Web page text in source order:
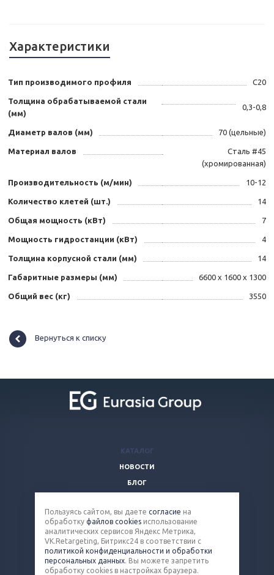
Характеристики
Тип производимого профиля C20
Толщина обрабатываемой стали
(мм)
0,3-0,8
Диаметр валов (мм) 70 (цельные)
Материал валов
Сталь #45
(хромированная)
Производительность (м/мин) 10-12
Количество клетей (шт.) 14
Общая мощность (кВт) 7
Мощность гидростанции (кВт) 4
Толщина корпусной стали (мм) 14
Габаритные размеры (мм) 6600 х 1600 х 1300
Общий вес (кг) 3550
Вернуться к списку
КАТАЛОГ
НОВОСТИ
БЛОГ
КОМПАНИЯ
КОНТАКТЫ
8 (800) 100-90-13
steel@eq-mail.ru
Пользуясь сайтом, вы даете согласие на
обработку файлов cookies использование
аналитических сервисов Яндекс Метрика,
VK.Retargeting, Битрикс24 в соответствии с
политикой конфиденциальности и обработки
персональных данных. Вы можете запретить
обработку cookies в настройках браузера.